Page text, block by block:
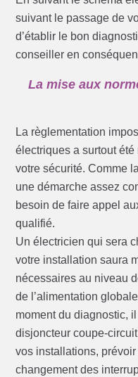
suivant le passage de
d’établir le bon
conseiller en
La mise aux
La règlementation
électriques a surtout
votre sécurité. Comme
une démarche assez
besoin de faire appel
qualifié.
Un électricien qui sera
votre installation saura
nécessaires au niveau
de l’alimentation
moment du diagnostic,
disjoncteur coupe-
vos installations,
changement des